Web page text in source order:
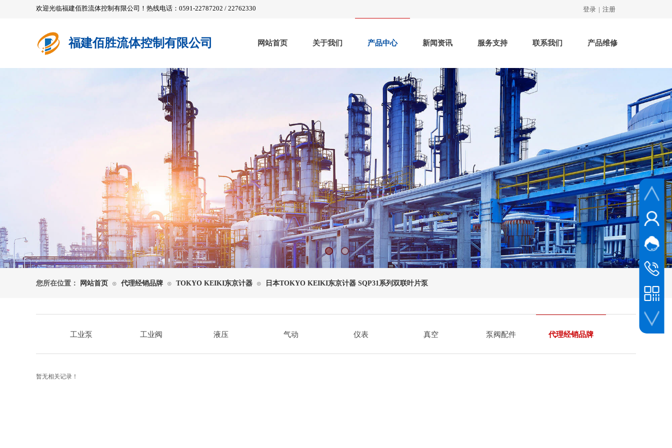
登录 | 注册
欢迎光临福建佰胜流体控制有限公司！热线电话：0591-22787202 / 22762330
网站首页 关于我们 产品中心 新闻资讯 服务支持 联系我们 产品维修
福建佰胜流体控制有限公司
您所在位置： 网站首页 ⊙ 代理经销品牌 ⊙ TOKYO KEIKI东京计器 ⊙ 日本TOKYO KEIKI东京计器 SQP31系列双联叶片泵
工业泵 工业阀 液压 气动 仪表 真空 泵阀配件 代理经销品牌
暂无相关记录！
网站客
郑工
陈工
张工
车工